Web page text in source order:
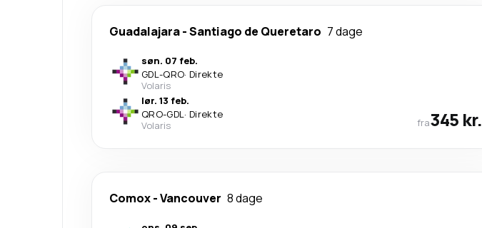
Guadalajara-Santiago de Queretaro 7 dage
søn. 07 feb.
GDL-QRO· Direkte
Volaris
lør. 13 feb.
QRO-GDL· Direkte
Volaris
fra345 kr.
Comox-Vancouver 8 dage